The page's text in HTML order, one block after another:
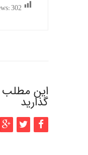
302
این مطلب
گذارید